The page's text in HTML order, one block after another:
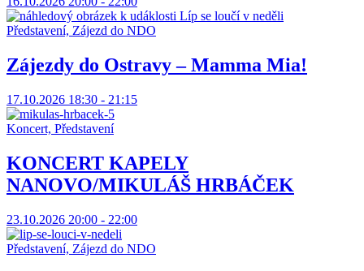
Představení, Zájezd do NDO
Zájezdy do Ostravy – Mamma Mia!
17.10.2026 18:30 - 21:15
Koncert, Představení
KONCERT KAPELY
NANOVO/MIKULÁŠ HRBÁČEK
23.10.2026 20:00 - 22:00
Představení, Zájezd do NDO